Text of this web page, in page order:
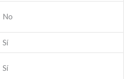
No
Sí
Sí